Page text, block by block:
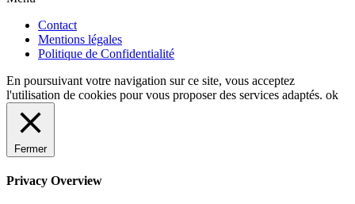
Contact
Mentions légales
Politique de Confidentialité
En poursuivant votre navigation sur ce site, vous acceptez
l'utilisation de cookies pour vous proposer des services adaptés. ok
Fermer
Privacy Overview